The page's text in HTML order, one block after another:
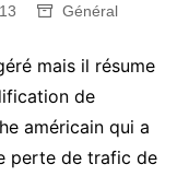
Général
mais il résume
de
américain qui a
perte de trafic de